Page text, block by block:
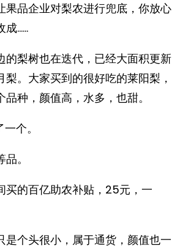
果品企业对梨农进行兜底，你放心
成……
的梨树也在迭代，已经大面积更新
梨。大家买到的很好吃的莱阳梨，
种，颜值高，水多，也甜。
个。
。
买的百亿助农补贴，25元，一
是个头很小，属于通货，颜值也一